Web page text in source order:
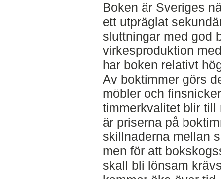
Boken är Sveriges
ett utpräglat
sluttningar med god
virkesproduktion
har boken relativt
Av boktimmer görs
möbler och
timmerkvalitet blir till
är priserna på
skillnaderna mellan
men för att
skall bli lönsam